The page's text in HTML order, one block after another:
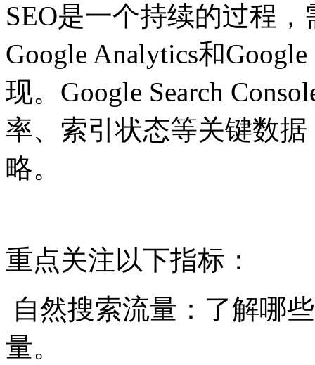
SEO是一个持续的过程
Google Analytics和
现。Google Search
率、索引状态等关键数
略。
重点关注以下指标：
自然搜索流量：了解哪
量。